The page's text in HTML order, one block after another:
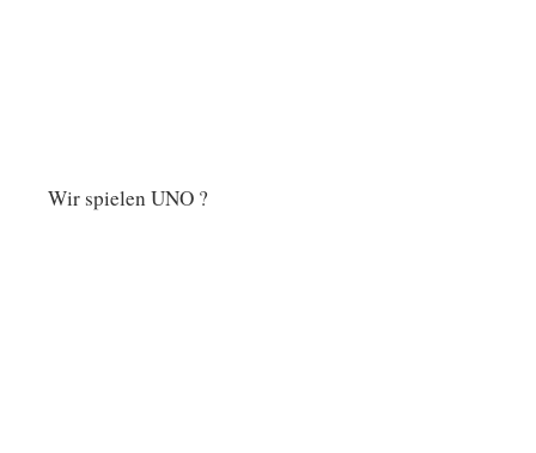
Wir spielen UNO ?